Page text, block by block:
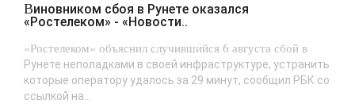
Виновником сбоя в Рунете оказался
«Ростелеком» - «Новости..
«Ростелеком» объяснил случившийся 6 августа сбой в
Рунете неполадками в своей инфраструктуре, устранить
которые оператору удалось за 29 минут, сообщил РБК со
ссылкой на...